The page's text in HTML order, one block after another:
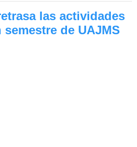
las actividades
de UAJMS